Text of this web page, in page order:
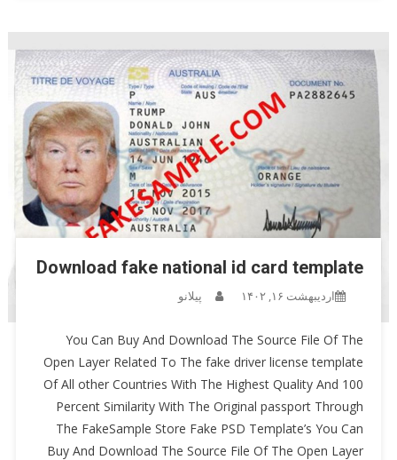
Download fake national id card template
اردیبهشت ۱۶, ۱۴۰۲ پیلانو
You Can Buy And Download The Source File Of The
Open Layer Related To The fake driver license template
Of All other Countries With The Highest Quality And 100
Percent Similarity With The Original passport Through
The FakeSample Store Fake PSD Template’s You Can
Buy And Download The Source File Of The Open Layer